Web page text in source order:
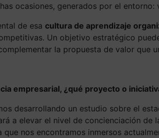
ocasiones, generados por el
de esa cultura de aprendizaje
Un objetivo estratégico
la propuesta de valor que
empresarial, ¿qué proyecto o
desarrollando un estudio sobre el
a elevar el nivel de concienciación
que nos encontramos inmersos